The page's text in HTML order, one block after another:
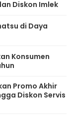
Diskon Imlek
di Daya
Konsumen
Promo Akhir
Diskon Servis